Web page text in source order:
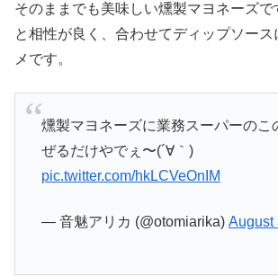
そのままでも美味しい燻製マヨネーズ
と相性が良く、合わせてディップソース
メです。
燻製マヨネーズに業務スーパーのこ
ぜるだけやでぇ〜(´∀｀)
pic.twitter.com/hkLCVeOnIM
— 音魅アリカ (@otomiarika) August